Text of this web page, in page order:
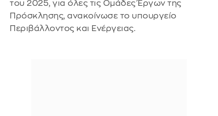
του 2025, για όλες τις Ομάδες Έργων της
Πρόσκλησης, ανακοίνωσε το υπουργείο
Περιβάλλοντος και Ενέργειας.